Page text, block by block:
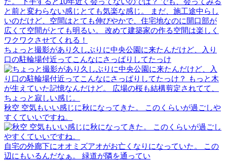
ちょっと撮影があり久しぶりに中央公園に来たんだけど、入り
口の駐輪場付近ってこんなにさっぱりしてたっけ
秋空 空気もいい感じに秋になってきた。 このくらいが過ごしや
すくていいですね。
自宅の外廊下にオオミズアオがお亡くなりになっていた。 この
辺にもいるんだなぁ。 緑道が隣を通ってい